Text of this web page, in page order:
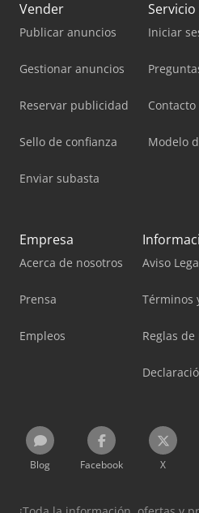
Vender
Publicar anuncios
Gestionar anuncios
Reservar publicidad
Sello de confianza
Enviar subasta
Iniciar
Contacto
Modelo
Empresa
Acerca de nosotros
Prensa
Empleos
Aviso
Términos
Reglas
Blog Facebook X